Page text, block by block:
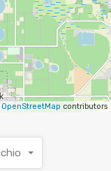
OpenStreetMap contributors